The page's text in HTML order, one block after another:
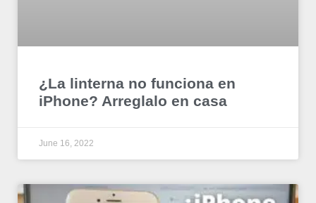
¿La linterna no funciona en
iPhone? Arreglalo en casa
June 16, 2022